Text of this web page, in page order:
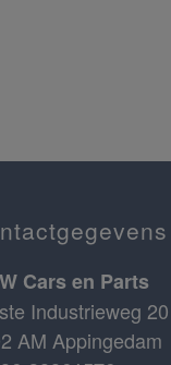
Cars en Parts
Industrieweg 20
AM Appingedam